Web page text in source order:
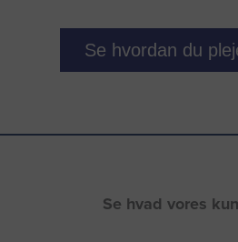
Se hvordan du
Se hvad vores